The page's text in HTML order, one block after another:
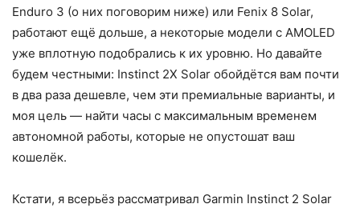
Enduro 3 (о них поговорим ниже) или Fenix 8 Solar,
работают ещё дольше, а некоторые модели с AMOLED
уже вплотную подобрались к их уровню. Но давайте
будем честными: Instinct 2X Solar обойдётся вам почти
в два раза дешевле, чем эти премиальные варианты, и
моя цель — найти часы с максимальным временем
автономной работы, которые не опустошат ваш
кошелёк.
Кстати, я всерьёз рассматривал Garmin Instinct 2 Solar